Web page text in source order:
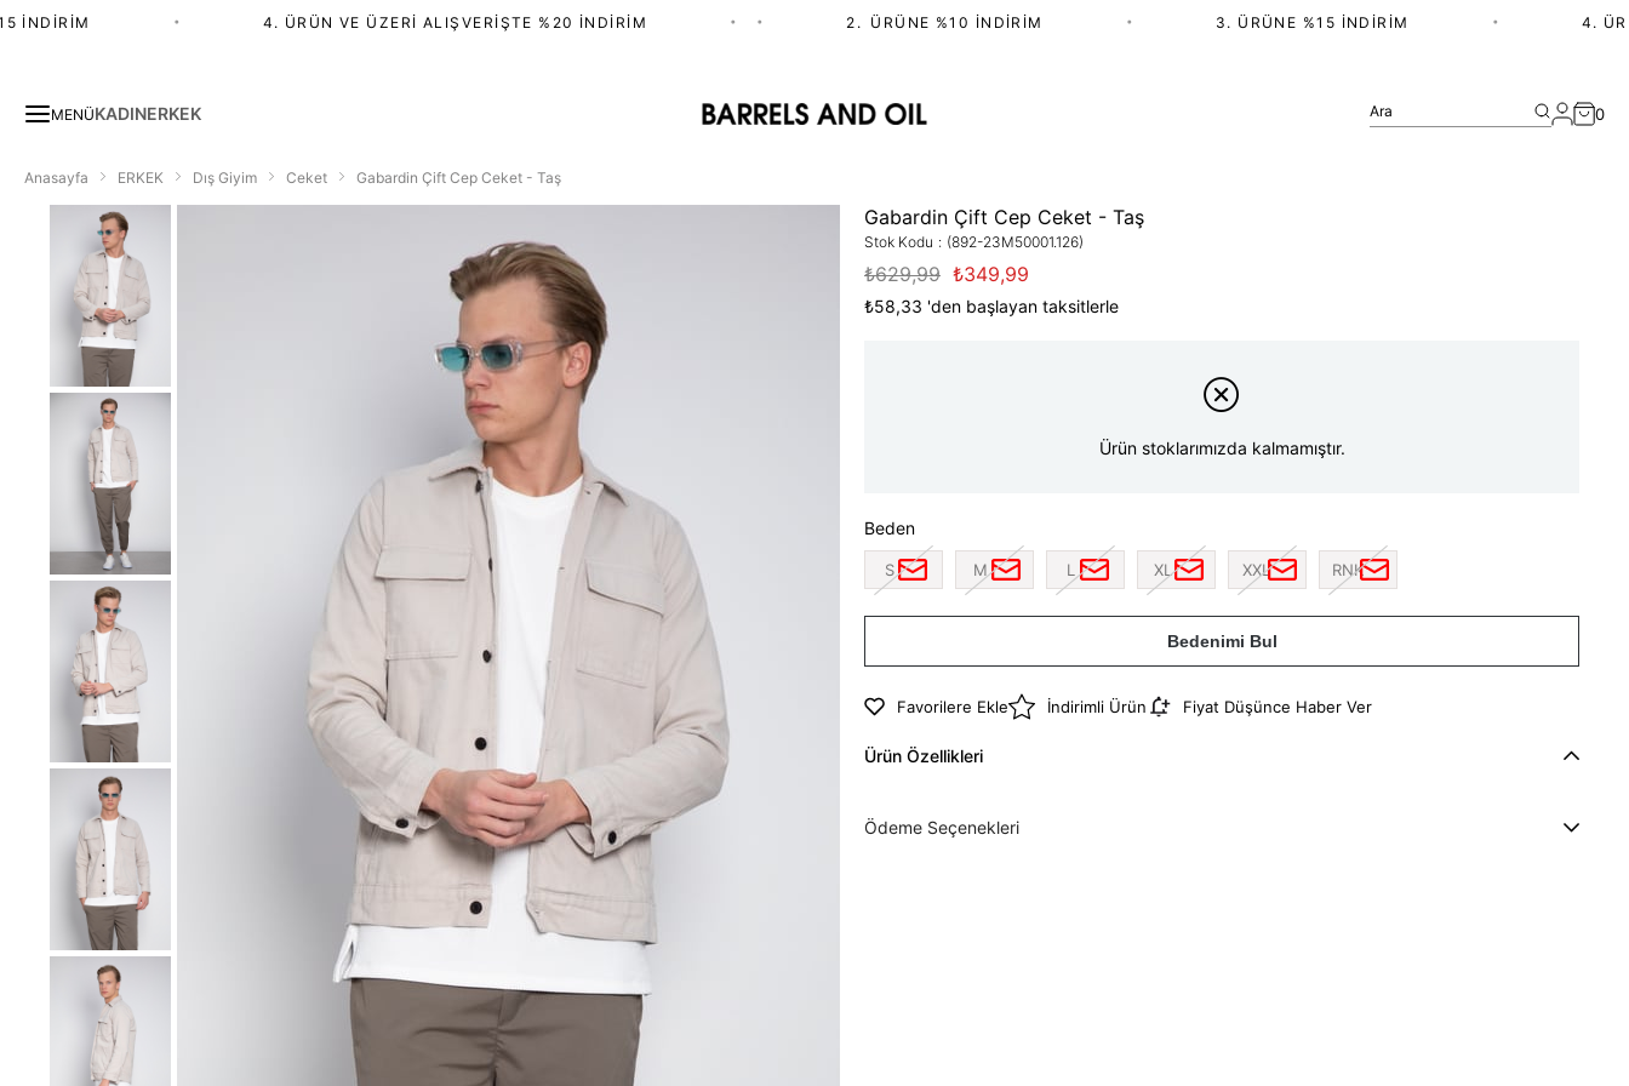
4. ÜRÜN VE ÜZERI ALIŞVERIŞTE %20 İNDIRIM • 2.⁠ ⁠ÜRÜNE %10 İNDIRIM 3. ÜRÜNE %15 İNDIRIM 4.
MENÜKADINERKEK Ara 0
Anasayfa ERKEK Dış Giyim Ceket Gabardin Çift Cep Ceket - Taş
Gabardin Çift Cep Ceket - Taş
Stok Kodu (892-23M50001.126)
₺629,99 ₺349,99
₺58,33 'den başlayan taksitlerle
Ürün stoklarımızda kalmamıştır.
Beden
S M L XL XXL RNK
Bedenimi Bul
Favorilere Ekle İndirimli Ürün Fiyat Düşünce Haber Ver
Ürün Özellikleri
Ödeme Seçenekleri